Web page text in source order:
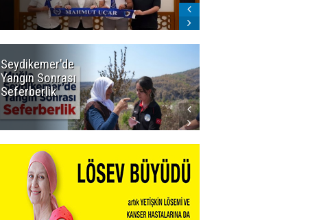
Seydikemer'de
Yangın Sonrası
Seferberlik